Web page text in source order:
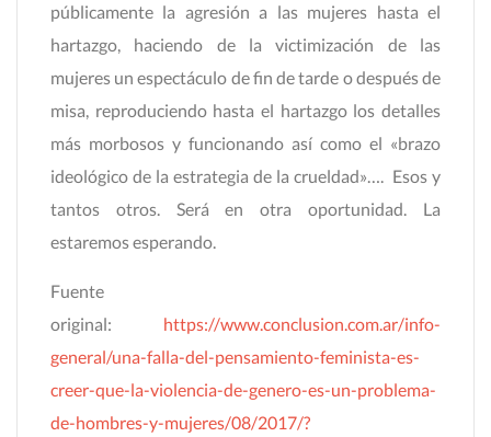
públicamente la agresión a las mujeres hasta el
hartazgo, haciendo de la victimización de las
mujeres un espectáculo de fin de tarde o después de
misa, reproduciendo hasta el hartazgo los detalles
más morbosos y funcionando así como el «brazo
ideológico de la estrategia de la crueldad»…. Esos y
tantos otros. Será en otra oportunidad. La
estaremos esperando.
Fuente
original: https://www.conclusion.com.ar/info-
general/una-falla-del-pensamiento-feminista-es-
creer-que-la-violencia-de-genero-es-un-problema-
de-hombres-y-mujeres/08/2017/?